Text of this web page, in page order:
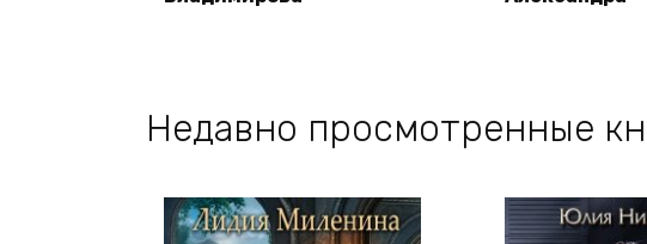
Недавно просмотренные